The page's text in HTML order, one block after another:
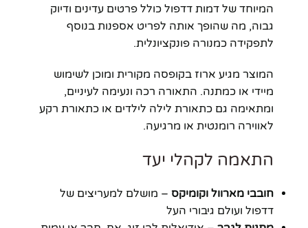
המיוחד של דמות דדפול כולל פרטים עדינים ודיוק
גבוה, מה שהופך אותה לפריט אספנות בנוסף
לתפקידה כמנורה פונקציונלית.
המוצר מגיע ארוז בקופסה מקורית ומוכן לשימוש
מיידי או כמתנה. התאורה רכה ונעימה לעיניים,
ומתאימה גם כתאורת לילה לילדים או כתאורת רקע
לאווירה רומנטית או מרגיעה.
התאמה לקהלי יעד
חובבי מארוול וקומיקס – מושלם למעריצים של
דדפול ועולם גיבורי העל